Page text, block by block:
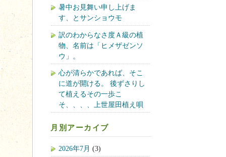
暑中お見舞い申し上げま
す、とサンショウモ
訳のわからなさ度Ａ級の植
物、名前は「ヒメザゼンソ
ウ」。
心が清らかであれば、そこ
に道が開ける。 後ずさりし
て植えるその一歩こ
そ、、、、上世屋田植え唄
月別アーカイブ
2026年7月 (3)